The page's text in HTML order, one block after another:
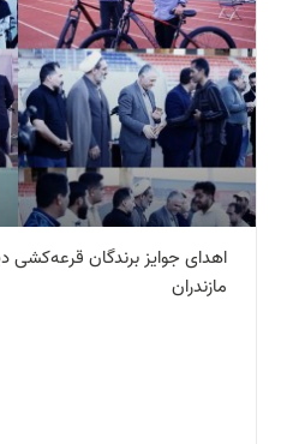
اهدای جوایز برندگان
مازندران